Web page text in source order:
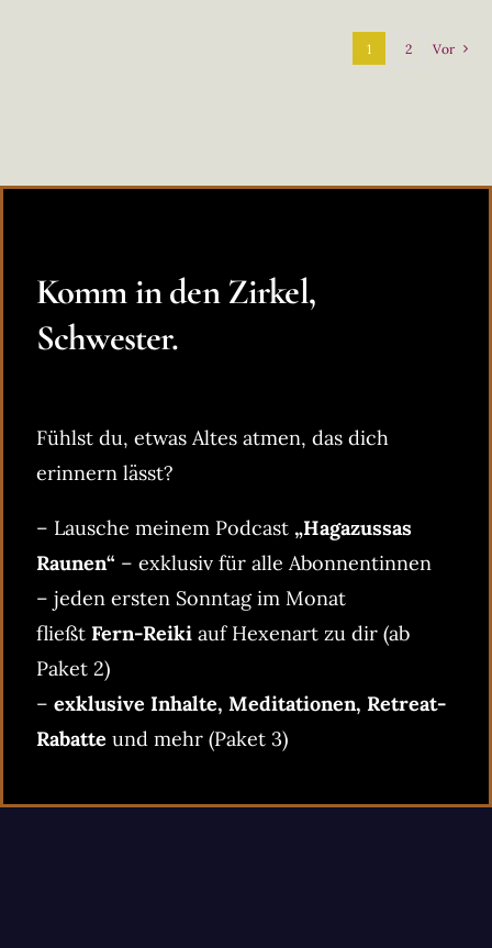
1 2 Vor
Komm in den Zirkel,
Schwester.
Fühlst du, etwas Altes atmen, das dich
erinnern lässt?
– Lausche meinem Podcast „Hagazussas
Raunen“ – exklusiv für alle Abonnentinnen
– jeden ersten Sonntag im Monat
fließt Fern-Reiki auf Hexenart zu dir (ab
Paket 2)
– exklusive Inhalte, Meditationen, Retreat-
Rabatte und mehr (Paket 3)